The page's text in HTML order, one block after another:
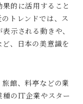
的に活用すること
トレンドでは、ス
示される動きや、
、日本の美意識を
館、料亭などの業
のIT企業やスター